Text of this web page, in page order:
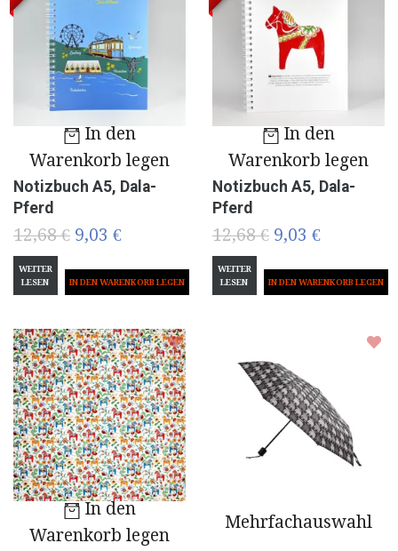
In den
Warenkorb legen
Notizbuch A5, Dala-
Pferd
12,68 € 9,03 €
WEITER
LESEN
In den
Warenkorb legen
Notizbuch A5, Dala-
Pferd
12,68 € 9,03 €
WEITER
LESEN
In den
Warenkorb legen
Mehrfachauswahl